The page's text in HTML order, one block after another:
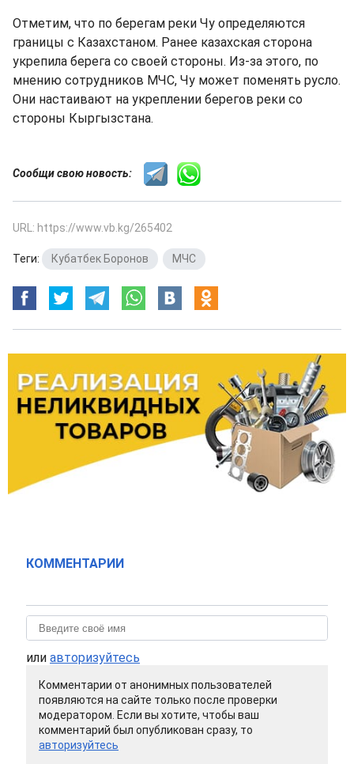
Отметим, что по берегам реки Чу определяются
границы с Казахстаном. Ранее казахская сторона
укрепила берега со своей стороны. Из-за этого, по
мнению сотрудников МЧС, Чу может поменять русло.
Они настаивают на укреплении берегов реки со
стороны Кыргызстана.
Сообщи свою новость:
URL: https://www.vb.kg/265402
Теги: Кубатбек Боронов МЧС
КОММЕНТАРИИ
или авторизуйтесь
Комментарии от анонимных пользователей
появляются на сайте только после проверки
модератором. Если вы хотите, чтобы ваш
комментарий был опубликован сразу, то
авторизуйтесь